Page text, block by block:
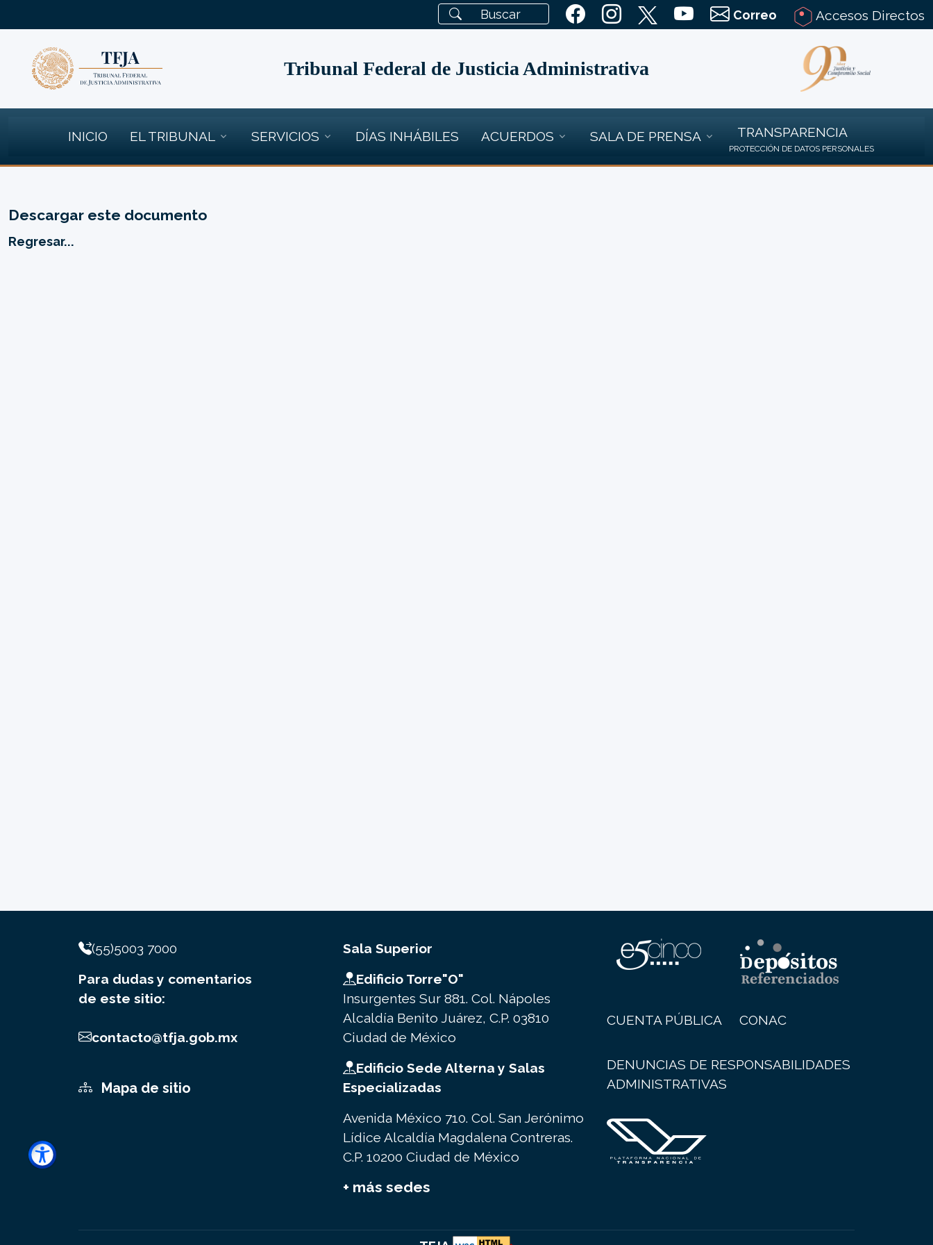
Correo Accesos Directos
Tribunal Federal de Justicia Administrativa
INICIO EL TRIBUNAL SERVICIOS DÍAS INHÁBILES ACUERDOS SALA DE PRENSA TRANSPARENCIA
PROTECCIÓN DE DATOS PERSONALES
Descargar este documento
Regresar...
(55)5003 7000
Para dudas y comentarios
de este sitio:
contacto@tfja.gob.mx
Mapa de sitio
Sala Superior
Edificio Torre"O"
Insurgentes Sur 881. Col. Nápoles
Alcaldía Benito Juárez, C.P. 03810
Ciudad de México
Edificio Sede Alterna y Salas
Especializadas
Avenida México 710. Col. San Jerónimo
Lídice Alcaldía Magdalena Contreras.
C.P. 10200 Ciudad de México
+ más sedes
CUENTA PÚBLICA CONAC
DENUNCIAS DE RESPONSABILIDADES
ADMINISTRATIVAS